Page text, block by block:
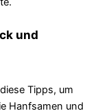
und
Tipps, um
Hanfsamen und